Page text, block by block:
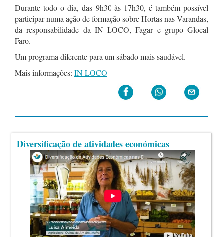
Durante todo o dia, das 9h30 às 17h30, é também possível
participar numa ação de formação sobre Hortas nas Varandas,
da responsabilidade da IN LOCO, Fagar e grupo Glocal
Faro.
Um programa diferente para um sábado mais saudável.
Mais informações: IN LOCO
Diversificação de atividades económicas